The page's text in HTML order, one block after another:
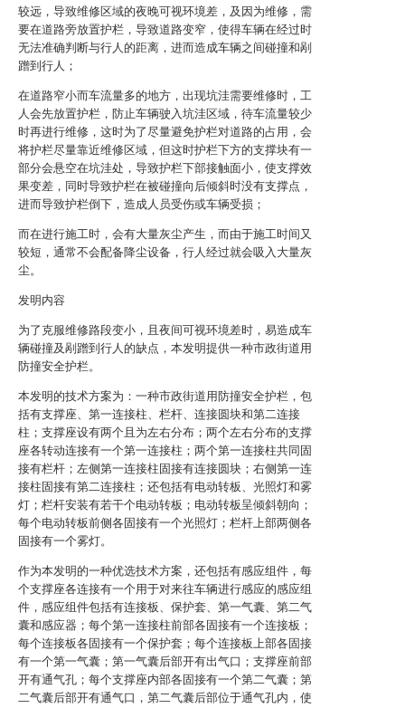
较远，导致维修区域的夜晚可视环境差，及因为维修，需
要在道路旁放置护栏，导致道路变窄，使得车辆在经过时
无法准确判断与行人的距离，进而造成车辆之间碰撞和剐
蹭到行人；
在道路窄小而车流量多的地方，出现坑洼需要维修时，工
人会先放置护栏，防止车辆驶入坑洼区域，待车流量较少
时再进行维修，这时为了尽量避免护栏对道路的占用，会
将护栏尽量靠近维修区域，但这时护栏下方的支撑块有一
部分会悬空在坑洼处，导致护栏下部接触面小，使支撑效
果变差，同时导致护栏在被碰撞向后倾斜时没有支撑点，
进而导致护栏倒下，造成人员受伤或车辆受损；
而在进行施工时，会有大量灰尘产生，而由于施工时间又
较短，通常不会配备降尘设备，行人经过就会吸入大量灰
尘。
发明内容
为了克服维修路段变小，且夜间可视环境差时，易造成车
辆碰撞及剐蹭到行人的缺点，本发明提供一种市政街道用
防撞安全护栏。
本发明的技术方案为：一种市政街道用防撞安全护栏，包
括有支撑座、第一连接柱、栏杆、连接圆块和第二连接
柱；支撑座设有两个且为左右分布；两个左右分布的支撑
座各转动连接有一个第一连接柱；两个第一连接柱共同固
接有栏杆；左侧第一连接柱固接有连接圆块；右侧第一连
接柱固接有第二连接柱；还包括有电动转板、光照灯和雾
灯；栏杆安装有若干个电动转板；电动转板呈倾斜朝向；
每个电动转板前侧各固接有一个光照灯；栏杆上部两侧各
固接有一个雾灯。
作为本发明的一种优选技术方案，还包括有感应组件，每
个支撑座各连接有一个用于对来往车辆进行感应的感应组
件，感应组件包括有连接板、保护套、第一气囊、第二气
囊和感应器；每个第一连接柱前部各固接有一个连接板；
每个连接板各固接有一个保护套；每个连接板上部各固接
有一个第一气囊；第一气囊后部开有出气口；支撑座前部
开有通气孔；每个支撑座内部各固接有一个第二气囊；第
二气囊后部开有通气口，第二气囊后部位于通气孔内，使